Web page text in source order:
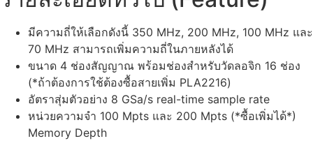
มีความถี่ให้เลือกดังนี้ 350 MHz, 200 MHz, 100 MHz และ
70 MHz สามารถเพิ่มความถี่ในภายหลังได้
ขนาด 4 ช่องสัญญาณ พร้อมช่องสำหรับวัดลอจิก 16 ช่อง
(*ถ้าต้องการใช้ต้องซื้อสายเพิ่ม PLA2216)
อัตราสุ่มตัวอย่าง 8 GSa/s real-time sample rate
หน่วยความจำ 100 Mpts และ 200 Mpts (*ซื้อเพิ่มได้*)
Memory Depth